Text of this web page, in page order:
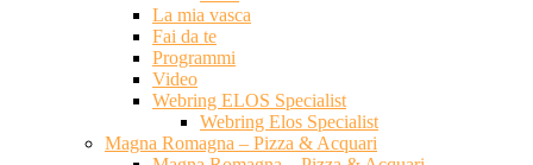
La mia vasca
Fai da te
Programmi
Video
Webring ELOS Specialist
Webring Elos Specialist
Magna Romagna – Pizza & Acquari